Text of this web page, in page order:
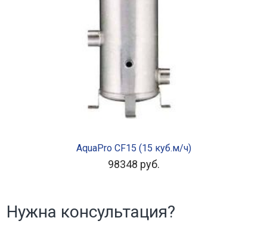
AquaPro CF15 (15 куб.м/ч)
98348 руб.